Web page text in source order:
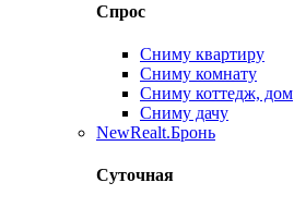
Спрос
Сниму квартиру
Сниму комнату
Сниму коттедж, дом
Сниму дачу
NewRealt.Бронь
Суточная